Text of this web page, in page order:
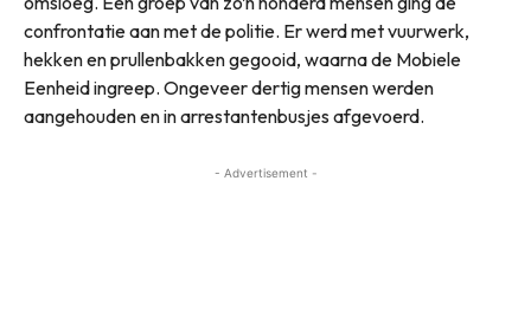
confrontatie aan met de politie. Er werd met vuurwerk,
hekken en prullenbakken gegooid, waarna de Mobiele
Eenheid ingreep. Ongeveer dertig mensen werden
aangehouden en in arrestantenbusjes afgevoerd.
- Advertisement -